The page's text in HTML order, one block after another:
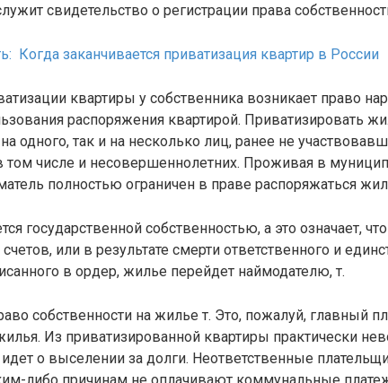
свидетельство о регистрации права
Когда заканчивается приватизация квартир в России
квартиры у собственника возникает право
распоряжения квартирой. Приватизировать
одного, так и на несколько лиц, ранее не
том числе и несовершеннолетних. Проживая в
полностью ограничен в праве распоряжаться
государственной собственностью, а это означает,
или в результате смерти ответственного и
в ордер, жилье перейдет наймодателю, т.
собственности на жилье т. Это, пожалуй, главный
Из приватизированной квартиры практически
о выселении за долги. Неответственные